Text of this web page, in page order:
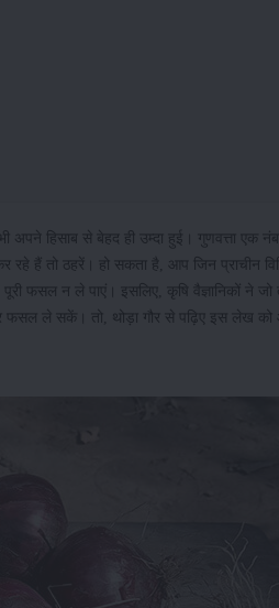
हिसाब से बेहद ही उम्दा हुई। गुणवत्ता एक नंबर
हैं तो ठहरें। हो सकता है, आप जिन प्राचीन
न ले पाएं। इसलिए, कृषि वैज्ञानिकों ने जो
ले सकें। तो, थोड़ा गौर से पढ़िए इस लेख को